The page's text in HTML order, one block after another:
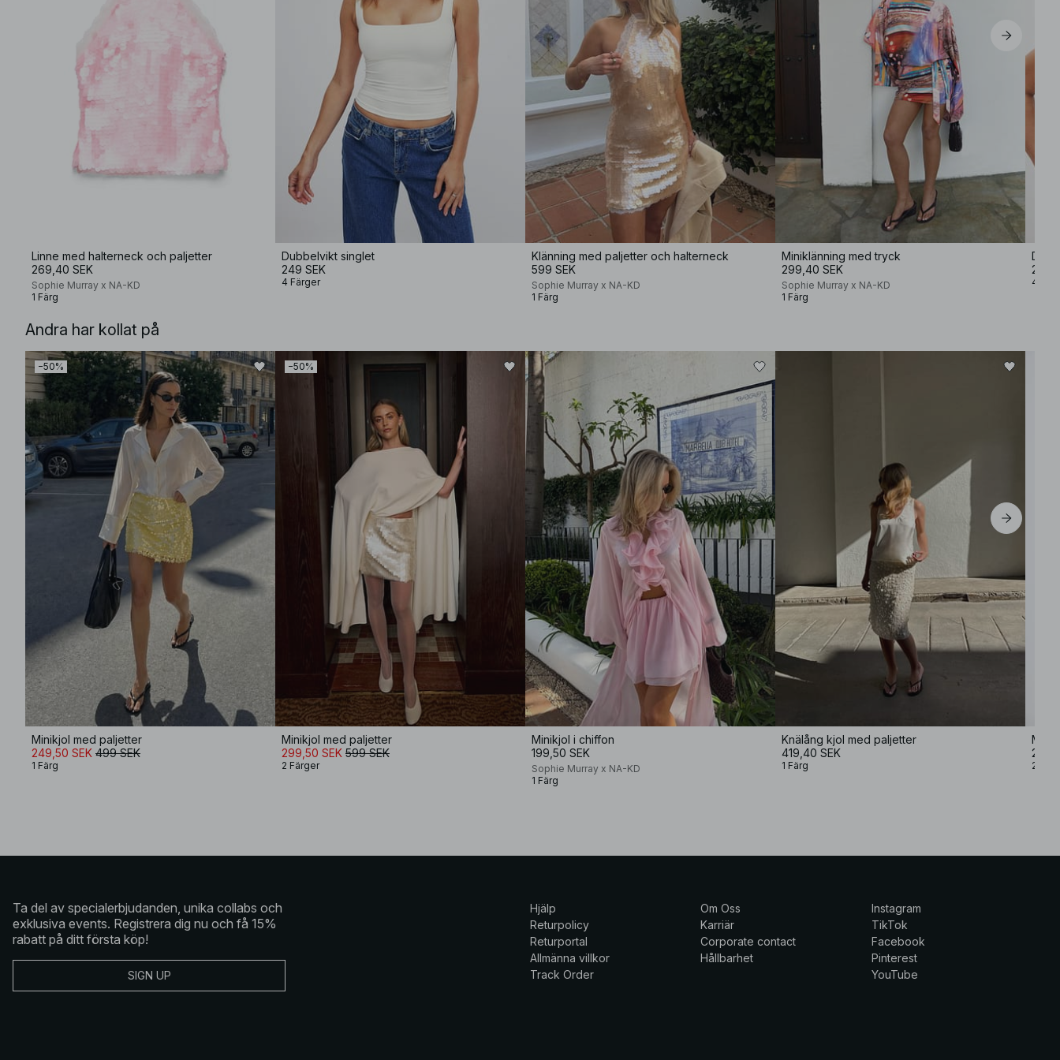
Linne med halterneck och paljetter
269,40 SEK
Sophie Murray x NA-KD
1 Färg
Dubbelvikt singlet
249 SEK
4 Färger
Klänning med paljetter och halterneck
599 SEK
Sophie Murray x NA-KD
1 Färg
Miniklänning med tryck
299,40 SEK
Sophie Murray x NA-KD
1 Färg
249
4
Andra har kollat på
−50%
Minikjol med paljetter
249,50 SEK 499 SEK
1 Färg
−50%
Minikjol med paljetter
299,50 SEK 599 SEK
2 Färger
Minikjol i chiffon
199,50 SEK
Sophie Murray x NA-KD
1 Färg
Knälång kjol med paljetter
419,40 SEK
1 Färg 2
Ta del av specialerbjudanden, unika collabs och
exklusiva events. Registrera dig nu och få 15%
rabatt på ditt första köp!
SIGN UP
Hjälp
Returpolicy
Returportal
Allmänna villkor
Track Order
Om Oss
Karriär
Corporate contact
Hållbarhet
Instagram
TikTok
Facebook
Pinterest
YouTube